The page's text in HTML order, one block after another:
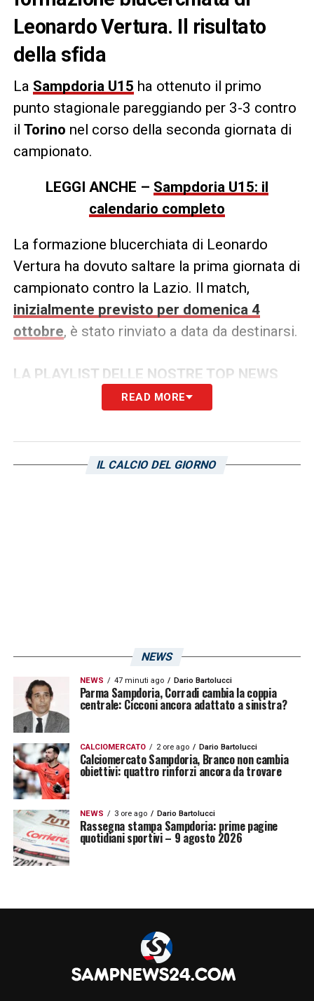
Leonardo Vertura. Il risultato
della sfida
La Sampdoria U15 ha ottenuto il primo
punto stagionale pareggiando per 3-3 contro
il Torino nel corso della seconda giornata di
campionato.
LEGGI ANCHE – Sampdoria U15: il
calendario completo
La formazione blucerchiata di Leonardo
Vertura ha dovuto saltare la prima giornata di
campionato contro la Lazio. Il match,
inizialmente previsto per domenica 4
ottobre, è stato rinviato a data da destinarsi.
LA PLAYLIST DELLE NOSTRE TOP NEWS
READ MORE
IL CALCIO DEL GIORNO
NEWS
NEWS 47 minuti ago Dario Bartolucci
Parma Sampdoria, Corradi cambia la coppia
centrale: Cicconi ancora adattato a sinistra?
CALCIOMERCATO 2 ore ago Dario Bartolucci
Calciomercato Sampdoria, Branco non cambia
obiettivi: quattro rinforzi ancora da trovare
NEWS 3 ore ago Dario Bartolucci
Rassegna stampa Sampdoria: prime pagine
quotidiani sportivi – 9 agosto 2026